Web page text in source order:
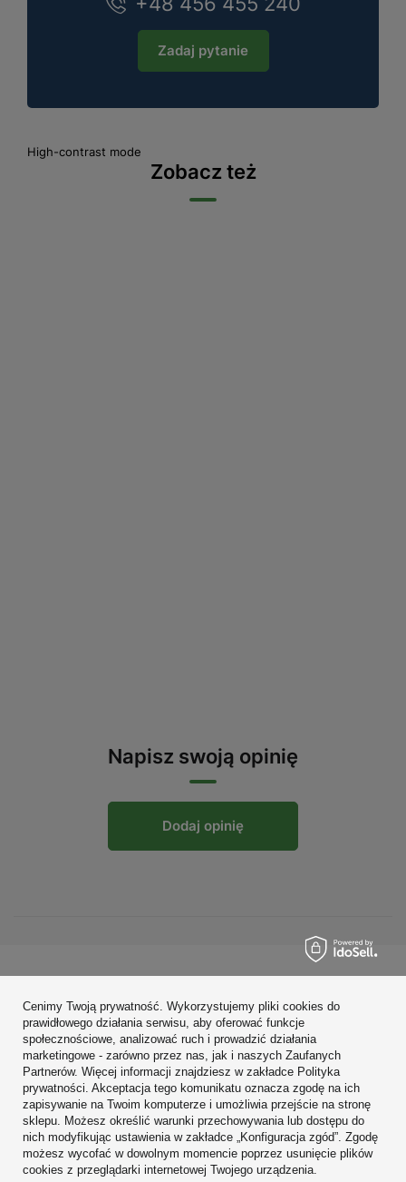
Zadaj pytanie
High-contrast mode
Zobacz też
Napisz swoją opinię
Dodaj opinię
Konto
Regulaminy
Zobacz również
W sklepie prezentujemy ceny brutto (z VAT).
Cenimy Twoją prywatność. Wykorzystujemy pliki cookies do
prawidłowego działania serwisu, aby oferować funkcje
społecznościowe, analizować ruch i prowadzić działania
marketingowe - zarówno przez nas, jak i naszych Zaufanych
Partnerów. Więcej informacji znajdziesz w zakładce Polityka
prywatności. Akceptacja tego komunikatu oznacza zgodę na ich
zapisywanie na Twoim komputerze i umożliwia przejście na stronę
sklepu. Możesz określić warunki przechowywania lub dostępu do
nich modyfikując ustawienia w zakładce „Konfiguracja zgód”. Zgodę
możesz wycofać w dowolnym momencie poprzez usunięcie plików
cookies z przeglądarki internetowej Twojego urządzenia.